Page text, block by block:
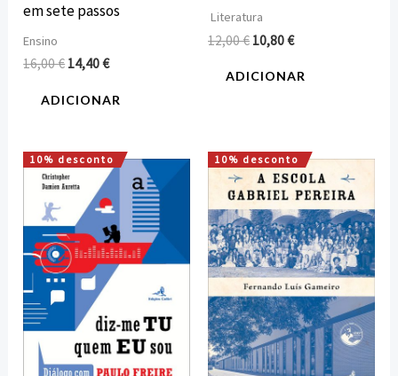
em sete passos
Ensino
16,00€ 14,40€
ADICIONAR
Literatura
12,00€ 10,80€
ADICIONAR
10% desconto
O
preço
original
era:
15,00 €.
O
preço
atual
é:
13,50 €.
10% desconto
O
preço
original
era:
20,00 €.
O
preço
atual
é:
18,00 €.